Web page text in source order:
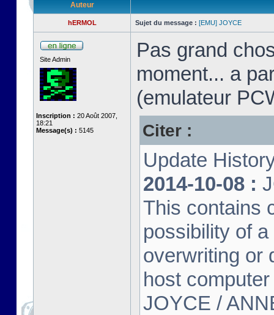
Auteur
hERMOL Sujet du message : [EMU] JOYCE
Site Admin
Inscription : 20 Août 2007,
18:21
Message(s) : 5145
Pas grand
moment... a
(emulateur
Citer :
Update
2014-10-08 :
This contains
possibility of
overwriting or
host
JOYCE /